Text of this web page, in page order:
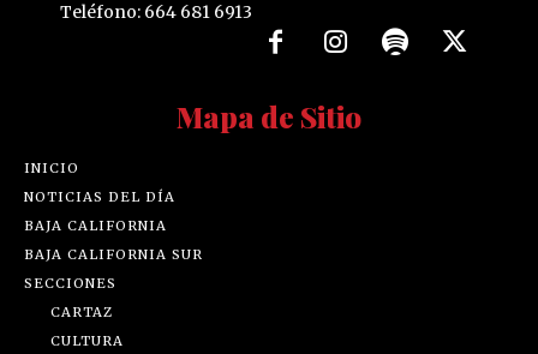
Teléfono: 664 681 6913
Mapa de Sitio
INICIO
NOTICIAS DEL DÍA
BAJA CALIFORNIA
BAJA CALIFORNIA SUR
SECCIONES
CARTAZ
CULTURA